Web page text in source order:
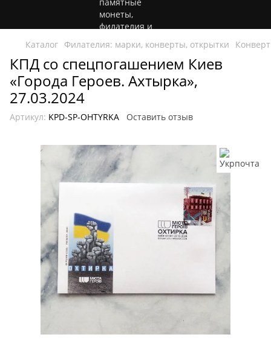
Каталог Филателия: марки, конверты, открытки
КПД со спецпогашением Киев
«Города Героев. Ахтырка»,
27.03.2024
Артикул: KPD-SP-OHTYRKA Оставить отзыв